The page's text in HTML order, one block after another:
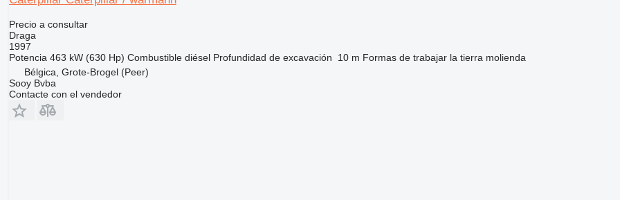
Precio a consultar
Draga
1997
Potencia 463 kW (630 Hp) Combustible diésel Profundidad de excavación 10 m Formas de trabajar la tierra molienda
Bélgica, Grote-Brogel (Peer)
Sooy Bvba
Contacte con el vendedor